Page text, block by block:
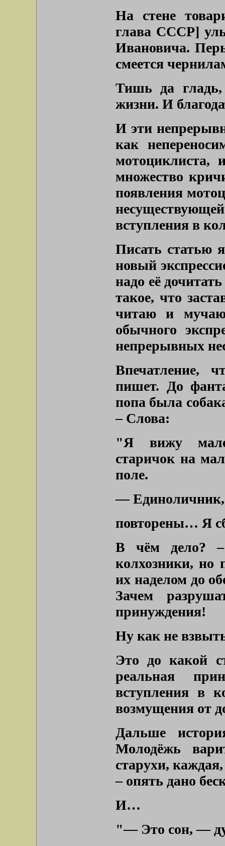
На стене
глава СССР]
Ивановича.
смеется
Тишь да гладь,
жизни. И
И эти
как
мотоциклиста,
множество
появления
вступления в
Писать статью
новый
надо её
такое, что
читаю и
обычного
непрерывных
Впечатление,
пишет. До
попа была
– Слова:
"Я вижу
старичок на
поле.
—
повторены… Я
В чём дело?
колхозники, но
их наделом до
Зачем
принуждения!
Ну как не
Это до какой
реальная
вступления в
возмущения от
Дальше
Молодёжь
старухи,
– опять дано
И…
"— Это сон, —